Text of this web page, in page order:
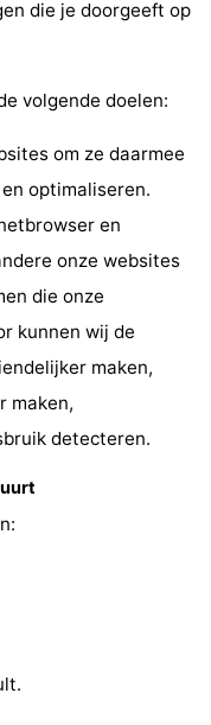
die je doorgeeft op
volgende doelen:
om ze daarmee
optimaliseren.
en
onze websites
die onze
kunnen wij de
maken,
maken,
detecteren.